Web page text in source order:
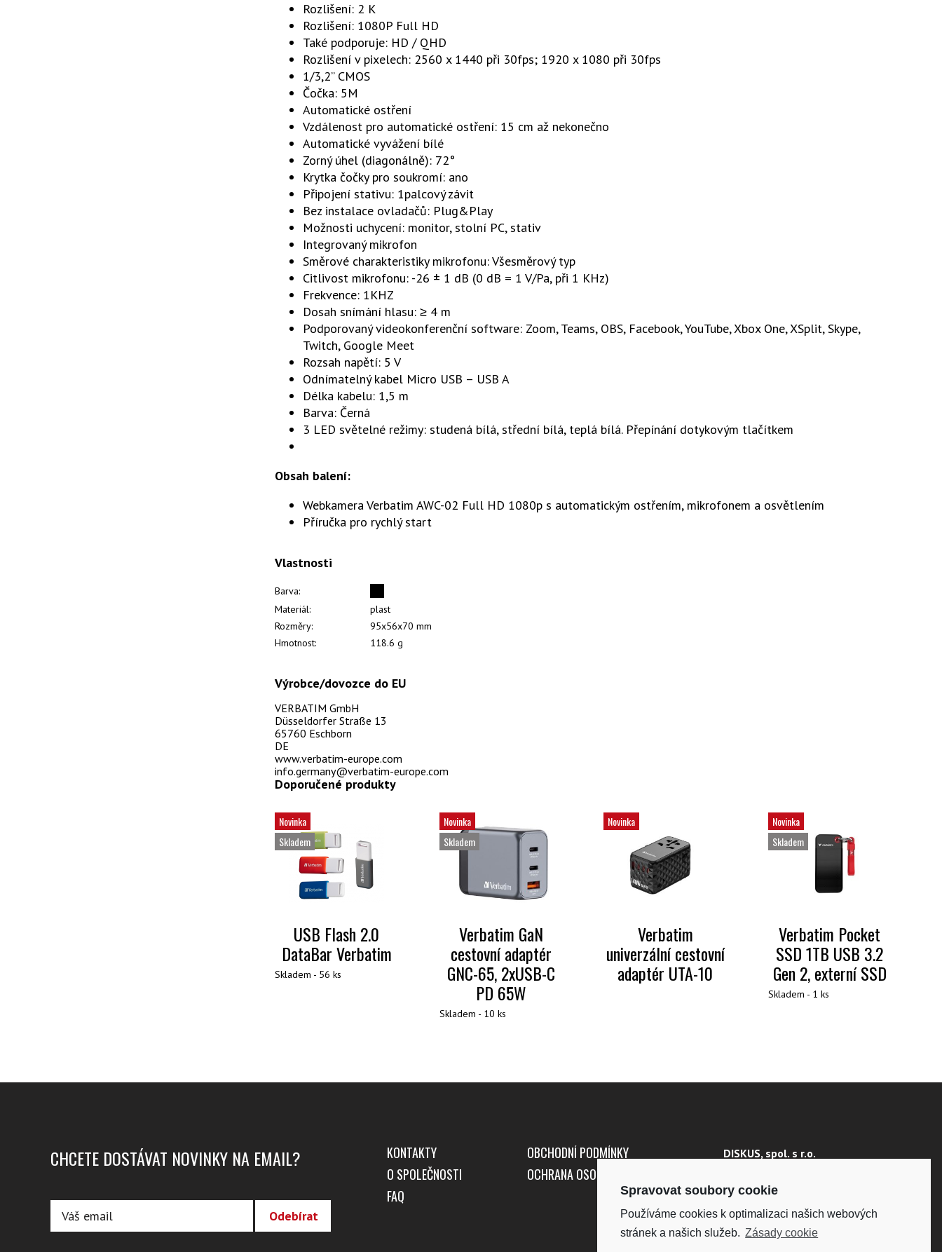
Rozlišení: 2 K
Rozlišení: 1080P Full HD
Také podporuje: HD / QHD
Rozlišení v pixelech: 2560 x 1440 při 30fps; 1920 x 1080 při 30fps
1/3,2” CMOS
Čočka: 5M
Automatické ostření
Vzdálenost pro automatické ostření: 15 cm až nekonečno
Automatické vyvážení bílé
Zorný úhel (diagonálně): 72°
Krytka čočky pro soukromí: ano
Připojení stativu: 1palcový závit
Bez instalace ovladačů: Plug&Play
Možnosti uchycení: monitor, stolní PC, stativ
Integrovaný mikrofon
Směrové charakteristiky mikrofonu: Všesměrový typ
Citlivost mikrofonu: -26 ± 1 dB (0 dB = 1 V/Pa, při 1 KHz)
Frekvence: 1KHZ
Dosah snímání hlasu: ≥ 4 m
Podporovaný videokonferenční software: Zoom, Teams, OBS, Facebook, YouTube, Xbox One, XSplit, Skype,
Twitch, Google Meet
Rozsah napětí: 5 V
Odnímatelný kabel Micro USB – USB A
Délka kabelu: 1,5 m
Barva: Černá
3 LED světelné režimy: studená bílá, střední bílá, teplá bílá. Přepínání dotykovým tlačítkem
Obsah balení:
Webkamera Verbatim AWC-02 Full HD 1080p s automatickým ostřením, mikrofonem a osvětlením
Příručka pro rychlý start
Vlastnosti
Barva:
Materiál:
plast
Rozměry:
95x56x70 mm
Hmotnost:
118.6 g
Výrobce/dovozce do EU
VERBATIM GmbH
Düsseldorfer Straße 13
65760 Eschborn
DE
www.verbatim-europe.com
info.germany@verbatim-europe.com
Doporučené produkty
Novinka
Skladem
USB Flash 2.0
DataBar Verbatim
Skladem - 56 ks
Novinka
Skladem
Verbatim GaN
cestovní adaptér
GNC-65, 2xUSB-C
PD 65W
Skladem - 10 ks
Novinka
Verbatim
univerzální cestovní
adaptér UTA-10
Novinka
Skladem
Verbatim Pocket
SSD 1TB USB 3.2
Gen 2, externí SSD
Skladem - 1 ks
CHCETE DOSTÁVAT NOVINKY NA EMAIL?
KONTAKTY
O SPOLEČNOSTI
FAQ
OBCHODNÍ PODMÍNKY
OCHRANA OSOBNÍCH ÚDAJŮ
DISKUS, spol. s r.o.
DIČ: CZ41195183
Fakturační adresa:
Kunětická 2534/2, 120 00
Spravovat soubory cookie
Používáme cookies k optimalizaci našich webových
stránek a našich služeb. Zásady cookie